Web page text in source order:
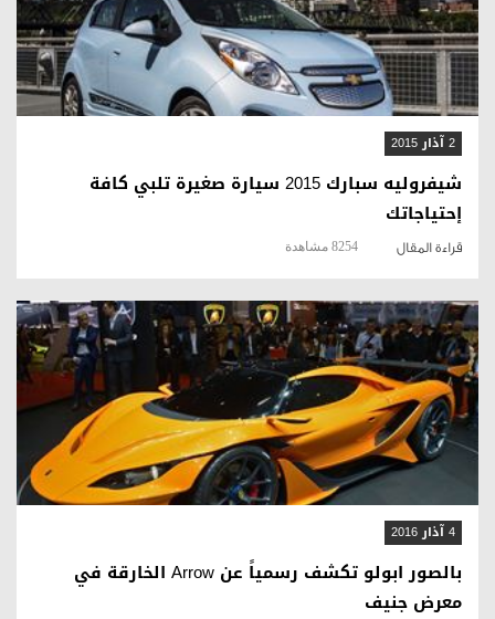
قراءة المقال
2 آذار 2015
شيفروليه سبارك 2015 سيارة صغيرة تلبي كافة
إحتياجاتك
قراءة المقال 8254 مشاهدة
قراءة المقال
4 آذار 2016
بالصور ابولو تكشف رسمياً عن Arrow الخارقة في
معرض جنيف